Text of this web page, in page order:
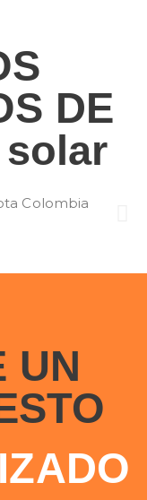
DE
solar
UN